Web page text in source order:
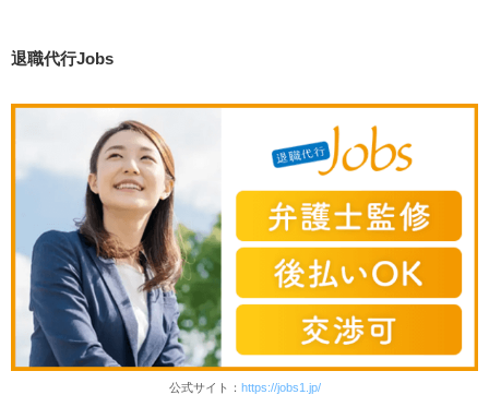
退職代行Jobs
公式サイト： https://jobs1.jp/